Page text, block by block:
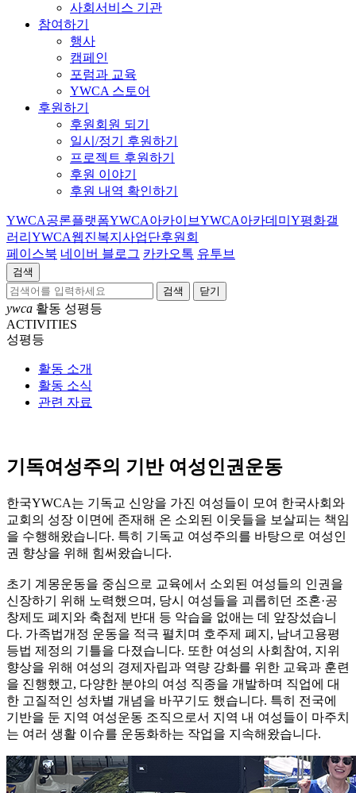
사회서비스 기관
참여하기
행사
캠페인
포럼과 교육
YWCA 스토어
후원하기
후원회원 되기
일시/정기 후원하기
프로젝트 후원하기
후원 이야기
후원 내역 확인하기
YWCA공론플랫폼YWCA아카이브YWCA아카데미 Y평화갤
러리 YWCA웹진복지사업단후원회
페이스북 네이버 블로그 카카오톡 유투브
검색
닫기
ywca 활동 성평등
ACTIVITIES
성평등
활동 소개
활동 소식
관련 자료
기독여성주의 기반 여성인권운동
한국YWCA는 기독교 신앙을 가진 여성들이 모여 한국사회와
교회의 성장 이면에 존재해 온 소외된 이웃들을 보살피는 책임
을 수행해왔습니다. 특히 기독교 여성주의를 바탕으로 여성인
권 향상을 위해 힘써왔습니다.
초기 계몽운동을 중심으로 교육에서 소외된 여성들의 인권을
신장하기 위해 노력했으며, 당시 여성들을 괴롭히던 조혼·공
창제도 폐지와 축첩제 반대 등 악습을 없애는 데 앞장섰습니
다. 가족법개정 운동을 적극 펼치며 호주제 폐지, 남녀고용평
등법 제정의 기틀을 다졌습니다. 또한 여성의 사회참여, 지위
향상을 위해 여성의 경제자립과 역량 강화를 위한 교육과 훈련
을 진행했고, 다양한 분야의 여성 직종을 개발하며 직업에 대
한 고질적인 성차별 개념을 바꾸기도 했습니다. 특히 전국에
기반을 둔 지역 여성운동 조직으로서 지역 내 여성들이 마주치
는 여러 생활 이슈를 운동화하는 작업을 지속해왔습니다.